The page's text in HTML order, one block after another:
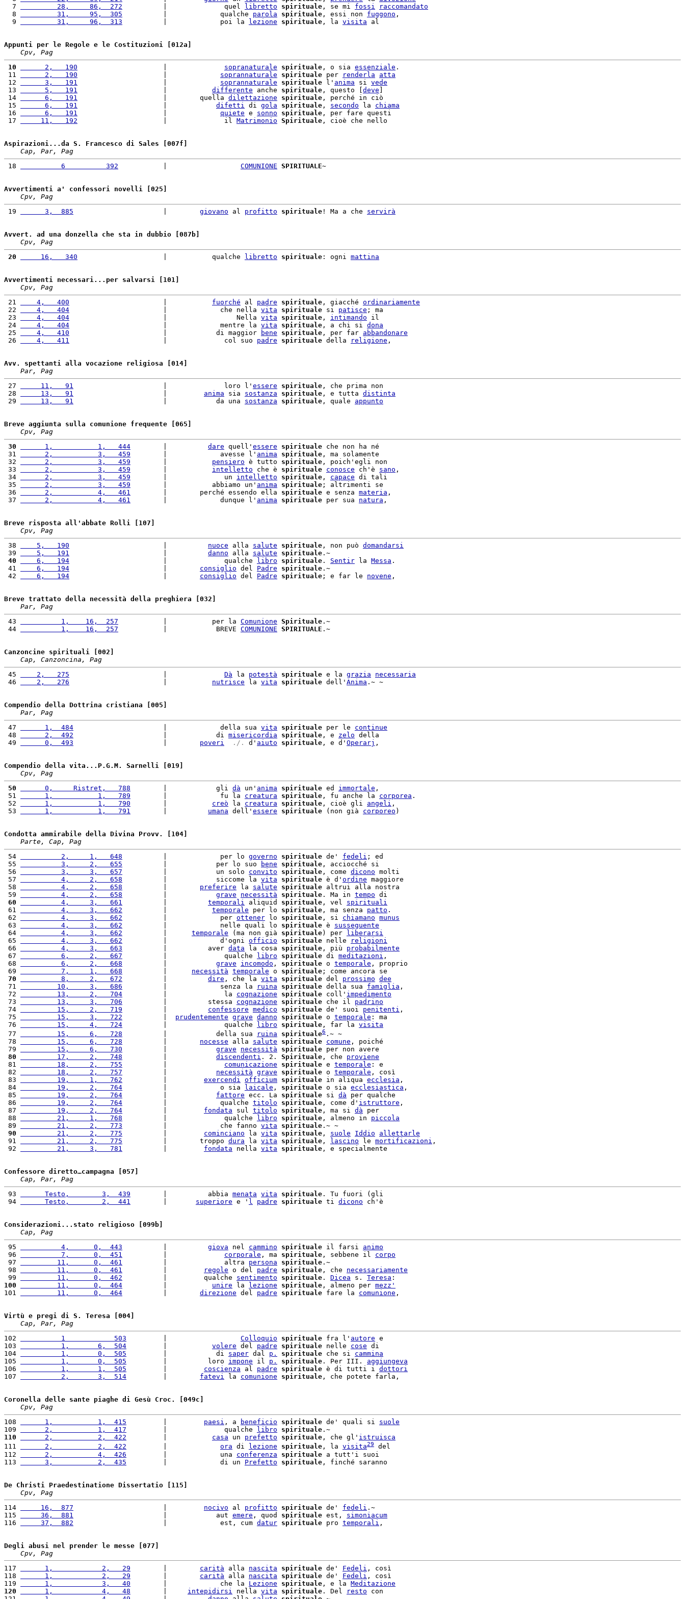
  7
         28,     86,  272
          |              quel
libretto spirituale , se mi fossi
raccomandato
  8
         31,     95,  305
          |             qualche
parola spirituale , essi non fuggono ,
  9
         31,     96,  313
          |             poi la
lezione spirituale , la visita al
Appunti per le Regole e le Costituzioni [012a]
Cpv, Pag
10
      2,   190
sopranaturale spirituale , o sia essenziale .
11
      2,   190
soprannaturale spirituale per renderla
atta
12
      3,   191
soprannaturale spirituale l' anima si vede
13
      5,   191
differente anche spirituale , questo [ deve
14
      6,   191
                     |        quella
dilettazione spirituale , perché in ciò
15
      6,   191
difetti di gola spirituale , secondo la chiama
16
      6,   191
quiete e sonno spirituale , per fare questi
17
     11,   192
                     |              il
Matrimonio Spirituale , cioè che nello
Aspirazioni...da S. Francesco di Sales [007f]
Cap, Par, Pag
18
          6          392
COMUNIONE SPIRITUALE~
Avvertimenti a' confessori novelli [025]
Cpv, Pag
19
      3,  885
giovano al profitto spirituale ! Ma a che servirà
Avvert. ad una donzella che sta in dubbio [087b]
Cpv, Pag
20
     16,   340
                     |           qualche
libretto spirituale : ogni mattina
Avvertimenti necessari...per salvarsi [101]
Cpv, Pag
21
    4,   400
fuorché al padre spirituale , giacché ordinariamente
22
    4,   404
                       |             che nella
vita spirituale si patisce ; ma
23
    4,   404
                       |                 Nella
vita spirituale , intimando il
24
    4,   404
                       |             mentre la
vita spirituale , a chi si dona
25
    4,   410
                       |            di maggior
bene spirituale , per far abbandonare
26
    4,   411
                       |              col suo
padre spirituale della religione ,
Avv. spettanti alla vocazione religiosa [014]
Par, Pag
27
     11,   91
                      |              loro l'
essere spirituale , che prima non
28
     13,   91
anima sia sostanza spirituale , e tutta distinta
29
     13,   91
                      |            da una
sostanza spirituale , quale appunto
Breve aggiunta sulla comunione frequente [065]
Cpv, Pag
30
      1,           1,   444
dare quell' essere spirituale che non ha né
31
      2,           3,   459
        |             avesse l'
anima spirituale , ma solamente
32
      2,           3,   459
pensiero è tutto spirituale , poich'egli non
33
      2,           3,   459
intelletto che è spirituale conosce ch'è sano ,
34
      2,           3,   459
        |              un
intelletto spirituale , capace di tali
35
      2,           3,   459
        |           abbiamo un'
anima spirituale ; altrimenti se
36
      2,           4,   461
        |        perché essendo ella
spirituale e senza materia ,
37
      2,           4,   461
        |             dunque l'
anima spirituale per sua natura ,
Breve risposta all'abbate Rolli [107]
Cpv, Pag
38
    5,   190
nuoce alla salute spirituale , non può domandarsi
39
    5,   191
danno alla salute spirituale
40
    6,   194
                       |              qualche
libro spirituale . Sentir la Messa .
41
    6,   194
consiglio del Padre spirituale .~
42
    6,   194
consiglio del Padre spirituale ; e far le novene ,
Breve trattato della necessità della preghiera [032]
Par, Pag
43
          1,    16,  257
           |           per la
Comunione Spirituale .~
44
          1,    16,  257
           |            BREVE
COMUNIONE SPIRITUALE .~
Canzoncine spirituali [002]
Cap, Canzoncina, Pag
45
    2,   275
Dà la potestà spirituale e la grazia
necessaria
46
    2,   276
nutrisce la vita spirituale dell' Anima .~ ~
Compendio della Dottrina cristiana [005]
Par, Pag
47
      1,  484
                      |             della sua
vita spirituale per le continue
48
      2,  492
                      |            di
misericordia spirituale , e zelo della
49
      0,  493
poveri ./. d' aiuto spirituale , e d' Operarj ,
Compendio della vita...P.G.M. Sarnelli [019]
Cpv, Pag
50
      0,     Ristret,   788
        |            gli
dà un' anima spirituale ed immortale ,
51
      1,           1,   789
        |             fu la
creatura spirituale , fu anche la corporea .
52
      1,           1,   790
creò la creatura spirituale , cioè gli angeli ,
53
      1,           1,   791
umana dell' essere spirituale (non già corporeo )
Condotta ammirabile della Divina Provv. [104]
Parte, Cap, Pag
54
          2,     1,   648
          |             per lo
governo spirituale de' fedeli ; ed
55
          3,     2,   655
          |            per lo suo
bene spirituale , acciocché si
56
          3,     3,   657
          |            un solo
convito spirituale , come dicono molti
57
          4,     2,   658
          |            siccome la
vita spirituale è d' ordine maggiore
58
          4,     2,   658
preferire la salute spirituale altrui alla nostra
59
          4,     2,   658
grave necessità spirituale . Ma in tempo
60
          4,     3,   661
temporali aliquid spirituale , vel spirituali
61
          4,     3,   662
temporale per lo spirituale , ma senza patto .
62
          4,     3,   662
          |             per
ottener lo spirituale , si chiamano munus
63
          4,     3,   662
          |             nelle quali lo
spirituale è susseguente
64
          4,     3,   662
temporale (ma non già spirituale) per
liberarsi
65
          4,     3,   662
          |             d'ogni
officio spirituale nelle
religioni
66
          4,     3,   663
          |          aver
data la cosa spirituale , più probabilmente
67
          6,     2,   667
          |              qualche
libro spirituale di meditazioni ,
68
          6,     2,   668
grave incomodo , spirituale o temporale , proprio
69
          7,     1,   668
necessità temporale o spirituale
70
          8,     2,   672
dire , che la vita spirituale del prossimo dee
71
         10,     3,   686
          |             senza la
ruina spirituale della sua famiglia ,
72
         13,     2,   704
          |              la
cognazione spirituale coll' impedimento
73
         13,     3,   706
          |          stessa
cognazione spirituale che il padrino
74
         15,     2,   719
confessore medico spirituale de' suoi penitenti ,
75
         15,     3,   722
prudentemente grave danno spirituale o temporale : ma
76
         15,     4,   724
          |              qualche
libro spirituale , far la visita
77
         15,     6,   728
          |            della sua
ruina spirituale6 .~ ~
78
         15,     6,   728
nocesse alla salute spirituale comune , poiché
79
         15,     6,   730
grave necessità spirituale
80
         17,     2,   748
discendenti . 2. Spirituale , che proviene
81
         18,     2,   755
comunicazione spirituale e temporale : e
82
         18,     2,   757
necessità grave spirituale o temporale , così
83
         19,     1,   762
exercendi officium spirituale in aliqua ecclesia ,
84
         19,     2,   764
          |             o sia
laicale , spirituale o sia ecclesiastica ,
85
         19,     2,   764
fattore ecc. La spirituale si dà per qualche
86
         19,     2,   764
          |             qualche
titolo spirituale , come d' istruttore ,
87
         19,     2,   764
fondata sul titolo spirituale , ma si dà per
88
         21,     1,   768
          |              qualche
libro spirituale , almeno in piccola
89
         21,     2,   773
          |             che fanno
vita spirituale
90
         21,     2,   775
cominciano la vita spirituale , suole Iddio
allettarle
91
         21,     2,   775
          |        troppo
dura la vita spirituale , lascino le mortificazioni ,
92
         21,     3,   781
fondata nella vita spirituale , e specialmente
Confessore diretto…campagna [057]
Cap, Par, Pag
93
      Testo,        3,  439
        |          abbia
menata vita spirituale . Tu fuori (gli
94
      Testo,        2,  441
superiore e ' l padre spirituale ti dicono ch'è
Considerazioni...stato religioso [099b]
Cap, Pag
95
          4,      0,  443
giova nel cammino spirituale il farsi animo
96
          7,      0,  451
corporale , ma spirituale , sebbene il corpo
97
         11,      0,  461
          |              altra
persona spirituale .~
98
         11,      0,  461
regole o del padre spirituale , che necessariamente
99
         11,      0,  462
          |         qualche
sentimento spirituale . Dicea s. Teresa
100
         11,      0,  464
unire la lezione spirituale , almeno per mezz'
101
         11,      0,  464
direzione del padre spirituale fare la comunione ,
Virtù e pregi di S. Teresa [004]
Cap, Par, Pag
102
          1            503
Colloquio spirituale fra l' autore e
103
          1,       6,  504
volere del padre spirituale nelle cose di
104
          1,       0,  505
         |            di
saper dal p. spirituale che si cammina
105
          1,       0,  505
         |          loro
impone il p. spirituale . Per III. aggiungeva
106
          1,       1,  505
coscienza al padre spirituale è di tutti i dottori
107
          2,       3,  514
fatevi la comunione spirituale , che potete farla,
Coronella delle sante piaghe di Gesù Croc. [049c]
Cpv, Pag
108
      1,           1,  415
paesi , a beneficio spirituale de' quali si suole
109
      2,           1,  417
         |              qualche
libro spirituale
110
      2,           2,  422
casa un prefetto spirituale , che gl' istruisca
111
      2,           2,  422
ora di lezione spirituale , la visita29
del
112
      2,           4,  426
         |             una
conferenza spirituale a tutt'i suoi
113
      3,           2,  435
         |             di un
Prefetto spirituale , finché saranno
De Christi Praedestinatione Dissertatio [115]
Cpv, Pag
114
     16,  877
nocivo al profitto spirituale de' fedeli .~
115
     36,  881
                      |            aut
emere , quod spirituale est, simoniacum
116
     37,  882
                      |             est, cum
datur spirituale pro temporali ,
Degli abusi nel prender le messe [077]
Cpv, Pag
117
      1,            2,   29
carità alla nascita spirituale de' Fedeli , così
118
      1,            2,   29
carità alla nascita spirituale de' Fedeli , così
119
      1,            3,   40
        |             che la
Lezione spirituale , e la Meditazione
120
      1,            4,   48
intepidirsi nella vita spirituale . Del resto con